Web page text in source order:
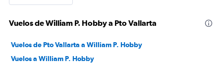
Vuelos de William P. Hobby a Pto Vallarta
Vuelos de Pto Vallarta a William P. Hobby
Vuelos a William P. Hobby